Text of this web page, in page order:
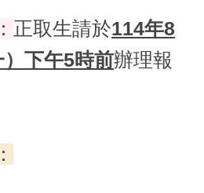
正取生請於114年8
）下午5時前辦理報